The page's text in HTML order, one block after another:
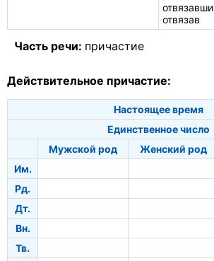
отвязавши
отвязав
Часть речи: причастие
Действительное причастие:
Настоящее время
Единственное число
Мужской род
Женский род
Им.
Рд.
Дт.
Вн.
Тв.